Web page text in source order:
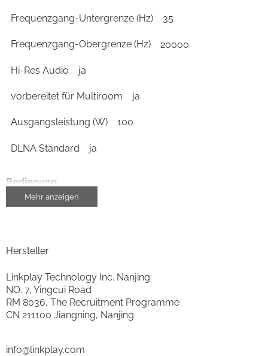
Frequenzgang-Untergrenze (Hz) 35
Frequenzgang-Obergrenze (Hz) 20000
Hi-Res Audio ja
vorbereitet für Multiroom ja
Ausgangsleistung (W) 100
DLNA Standard ja
Bedienung
Sprachsteuerung möglich
steuerbar über Smartphone/Tablet
Fernbedienung ja
Mehr anzeigen
Hersteller
Linkplay Technology Inc. Nanjing
NO. 7, Yingcui Road
RM 8036, The Recruitment Programme
CN 211100 Jiangning, Nanjing
info@linkplay.com